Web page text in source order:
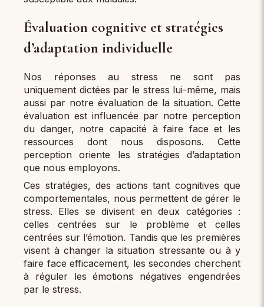
Évaluation cognitive et stratégies
d’adaptation individuelle
Nos réponses au stress ne sont pas
uniquement dictées par le stress lui-même, mais
aussi par notre évaluation de la situation. Cette
évaluation est influencée par notre perception
du danger, notre capacité à faire face et les
ressources dont nous disposons. Cette
perception oriente les stratégies d’adaptation
que nous employons.
Ces stratégies, des actions tant cognitives que
comportementales, nous permettent de gérer le
stress. Elles se divisent en deux catégories :
celles centrées sur le problème et celles
centrées sur l’émotion. Tandis que les premières
visent à changer la situation stressante ou à y
faire face efficacement, les secondes cherchent
à réguler les émotions négatives engendrées
par le stress.